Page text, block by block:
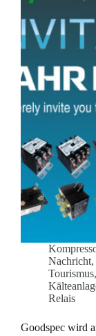
Nachricht,
Tourismus,
Relais
Goodspec wird